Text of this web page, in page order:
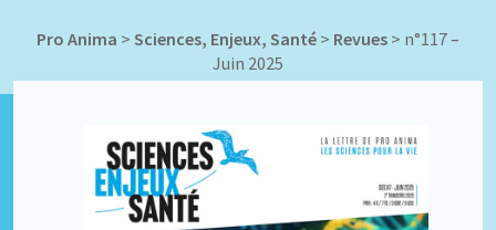
Pro Anima > Sciences, Enjeux, Santé > Revues > n°117 –
Juin 2025